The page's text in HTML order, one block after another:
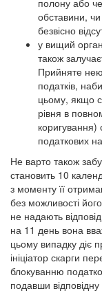
полону або
обставини,
безвісно
у вищий
також
Прийняте
податків,
цьому, якщо
рівня в
податкових
Не варто також
становить 10
з моменту її
без можливості
не надають
на 11 день вона
цьому випадку діє
ініціатор скарги
блокуванню
подавши відповідну